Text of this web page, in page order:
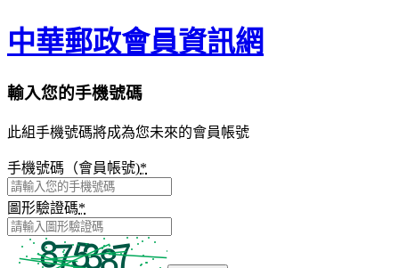
中華郵政會員資訊網
輸入您的手機號碼
此組手機號碼將成為您未來的會員帳號
手機號碼（會員帳號)*
圖形驗證碼*